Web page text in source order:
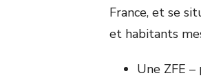
France, et se
et habitants
Une ZFE